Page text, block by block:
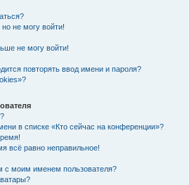
но не могу войти!
не могу войти!
повторять ввод имени и пароля?
в списке «Кто сейчас на конференции»?
всё равно неправильное!
с моим именем пользователя?